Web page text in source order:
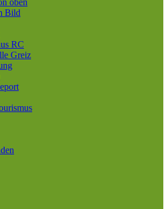
Bild
RC
Greiz